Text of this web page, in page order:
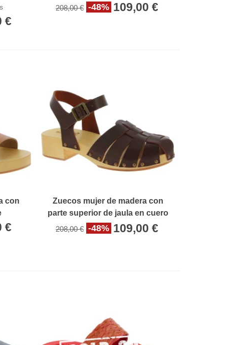
€
marrón
208,00 € -48% 109,00 €
con
€
Zuecos mujer de madera con
parte superior de jaula en cuero
marrón oscuro
208,00 € -48% 109,00 €